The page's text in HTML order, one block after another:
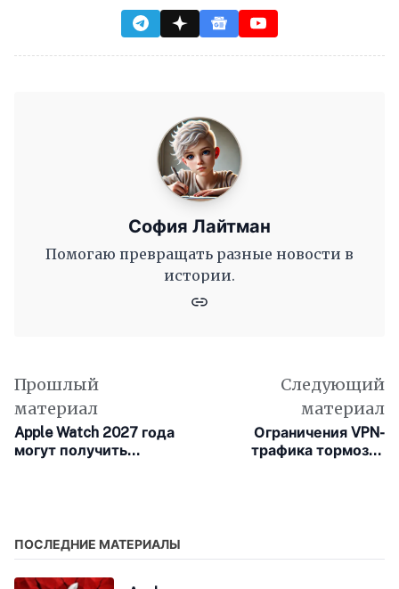
София Лайтман
Помогаю превращать разные новости в
истории.
Прошлый
материал
Apple Watch 2027 года
могут получить
Следующий
материал
Ограничения VPN-
трафика тормозят
ПОСЛЕДНИЕ МАТЕРИАЛЫ